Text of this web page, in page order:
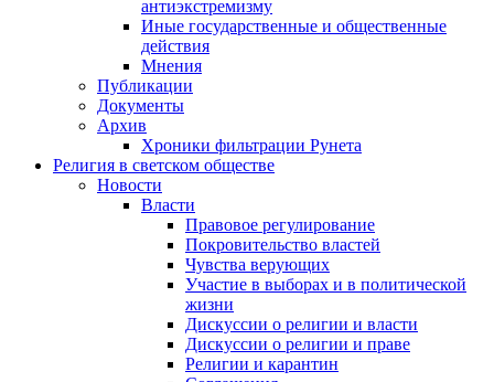
антиэкстремизму
Иные государственные и общественные
действия
Мнения
Публикации
Документы
Архив
Хроники фильтрации Рунета
Религия в светском обществе
Новости
Власти
Правовое регулирование
Покровительство властей
Чувства верующих
Участие в выборах и в политической
жизни
Дискуссии о религии и власти
Дискуссии о религии и праве
Религии и карантин